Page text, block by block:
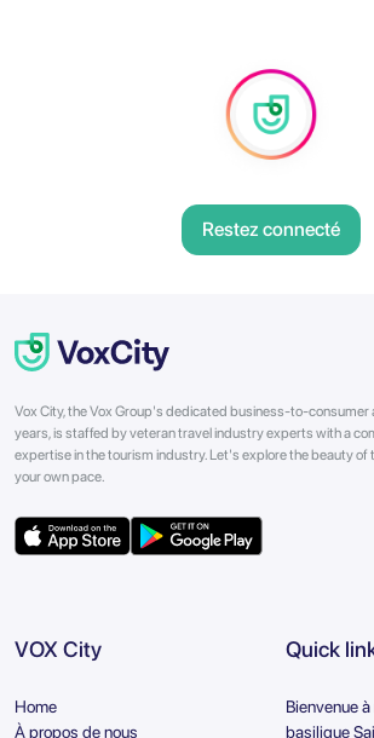
Restez connecté
Vox City, the Vox Group's dedicated business-to-consumer
years, is staffed by veteran travel industry experts with a
expertise in the tourism industry. Let's explore the beauty of
your own pace.
VOX City
Home
À propos de nous
Quick
Bienvenue
basilique